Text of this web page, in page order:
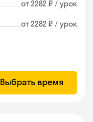
от 2282 ₽ / урок
от 2282 ₽ / урок
Выбрать время